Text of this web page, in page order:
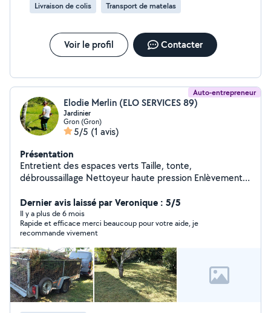
Livraison de colis Transport de matelas
Voir le profil Contacter
Auto-entrepreneur
Elodie Merlin (ELO SERVICES 89)
Jardinier
Gron (Gron)
5/5 (1 avis)
Présentation
Entretient des espaces verts Taille, tonte,
débroussaillage Nettoyeur haute pression Enlèvement
Dernier avis laissé par Veronique : 5/5
Il y a plus de 6 mois
Rapide et efficace merci beaucoup pour votre aide, je
recommande vivement